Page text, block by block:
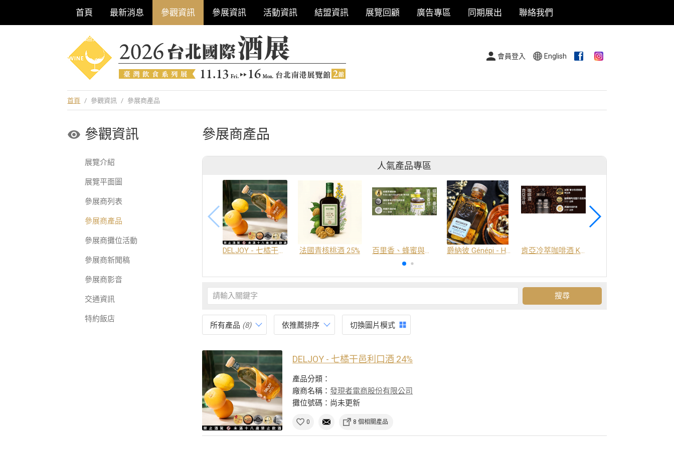
首頁 最新消息 參觀資訊 參展資訊 活動資訊 結盟資訊 展覽回顧 廣告專區 同期展出 聯絡我們
巡迴酒展系列
會員登入 English
首頁 / 參觀資訊 / 參展商產品
參觀資訊
展覽介紹
展覽平面圖
參展商列表
參展商產品
參展商攤位活動
參展商新聞稿
參展商影音
交通資訊
特約飯店
參展商產品
人氣產品專區
DELJOY - 七橘干邑利口酒 24% 法國青核桃酒 25% 百里香、蜂蜜與番紅花酒 爵納彼 Génépi - Hors d'Age (橡木桶陳釀) -阿爾卑斯山草本酒 肯亞冷萃咖啡酒 Kenya Coffee Brew
所有產品 (8) 依推薦排序 切換圖片模式
DELJOY - 七橘干邑利口酒 24%
產品分類：
廠商名稱：發現者電商股份有限公司
攤位號碼：尚未更新
0 8 個相關產品